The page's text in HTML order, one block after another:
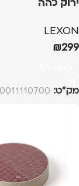
LEXON
₪299
מק”ט: